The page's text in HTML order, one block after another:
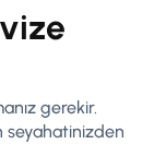
gerekir.
seyahatinizden